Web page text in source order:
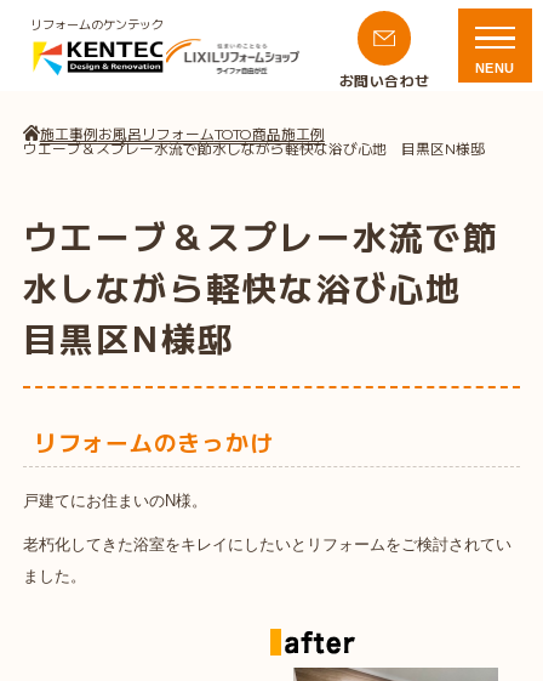
リフォームのケンテック
お問い合わせ
NENU
施工事例お風呂リフォームTOTO商品施工例
ウエーブ＆スプレー水流で節水しながら軽快な浴び心地 目黒区N様邸
ウエーブ＆スプレー水流で節
水しながら軽快な浴び心地
目黒区N様邸
リフォームのきっかけ
戸建てにお住まいのN様。
老朽化してきた浴室をキレイにしたいとリフォームをご検討されてい
ました。